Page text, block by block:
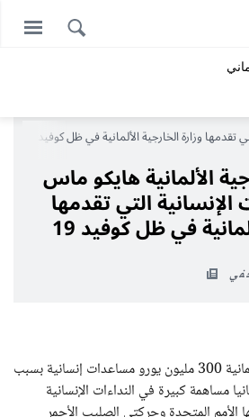
وزارة الخارجية الألمانية في ظل كوفيد 19
الألمانية هايكو ماس
التي تقدمها
في ظل كوفيد 19
تخصص وزارة الخارجية الألمانية 300 مليون يورو مساعدات إنسانية بسبب
ألمانيا مساهمة كبيرة في النداءات الإنسانية